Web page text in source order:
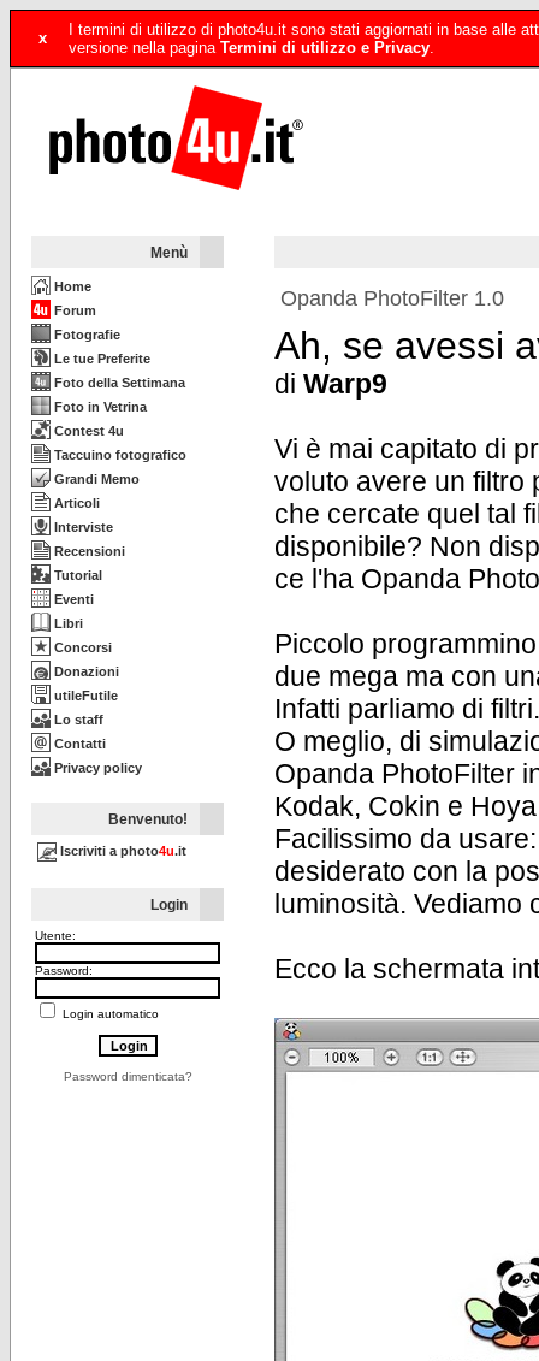
x
I termini di utilizzo di photo4u.it sono stati aggiornati in base alle
versione nella pagina Termini di utilizzo e Privacy.
Menù
Home
Forum
Fotografie
Le tue Preferite
Foto della Settimana
Foto in Vetrina
Contest 4u
Taccuino fotografico
Grandi Memo
Articoli
Interviste
Recensioni
Tutorial
Eventi
Libri
Concorsi
Donazioni
utileFutile
Lo staff
Contatti
Privacy policy
Benvenuto!
Iscriviti a photo4u.it
Login
Utente:
Password:
Login automatico
Password dimenticata?
Opanda PhotoFilter 1.0
Ah, se avessi
di Warp9
Vi è mai capitato di
voluto avere un filtro
che cercate quel tal
disponibile? Non
ce l'ha Opanda
Piccolo
due mega ma con
Infatti parliamo di filtri.
O meglio, di
Opanda PhotoFilter
Kodak, Cokin e
Facilissimo da
desiderato con la
luminosità. Vediamo
Ecco la schermata